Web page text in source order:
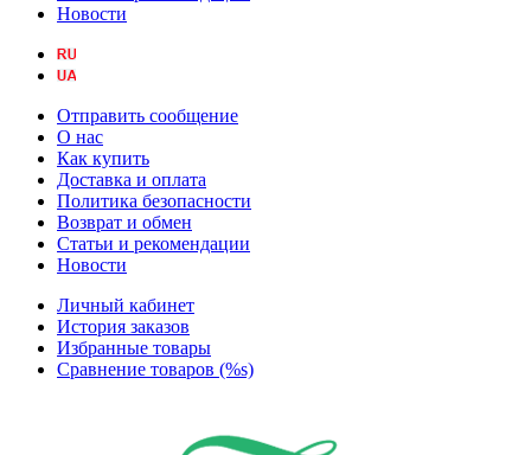
Новости
Отправить сообщение
О нас
Как купить
Доставка и оплата
Политика безопасности
Возврат и обмен
Статьи и рекомендации
Новости
Личный кабинет
История заказов
Избранные товары
Сравнение товаров (%s)